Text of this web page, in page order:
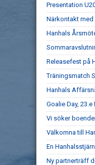
Presentation
Närkontakt med
Hanhals
Releasefest på
Träningsmatch
Hanhals
Goalie Day, 23.e
Vi söker
Välkomna till
En
Ny partnerträff